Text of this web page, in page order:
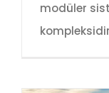
modüler